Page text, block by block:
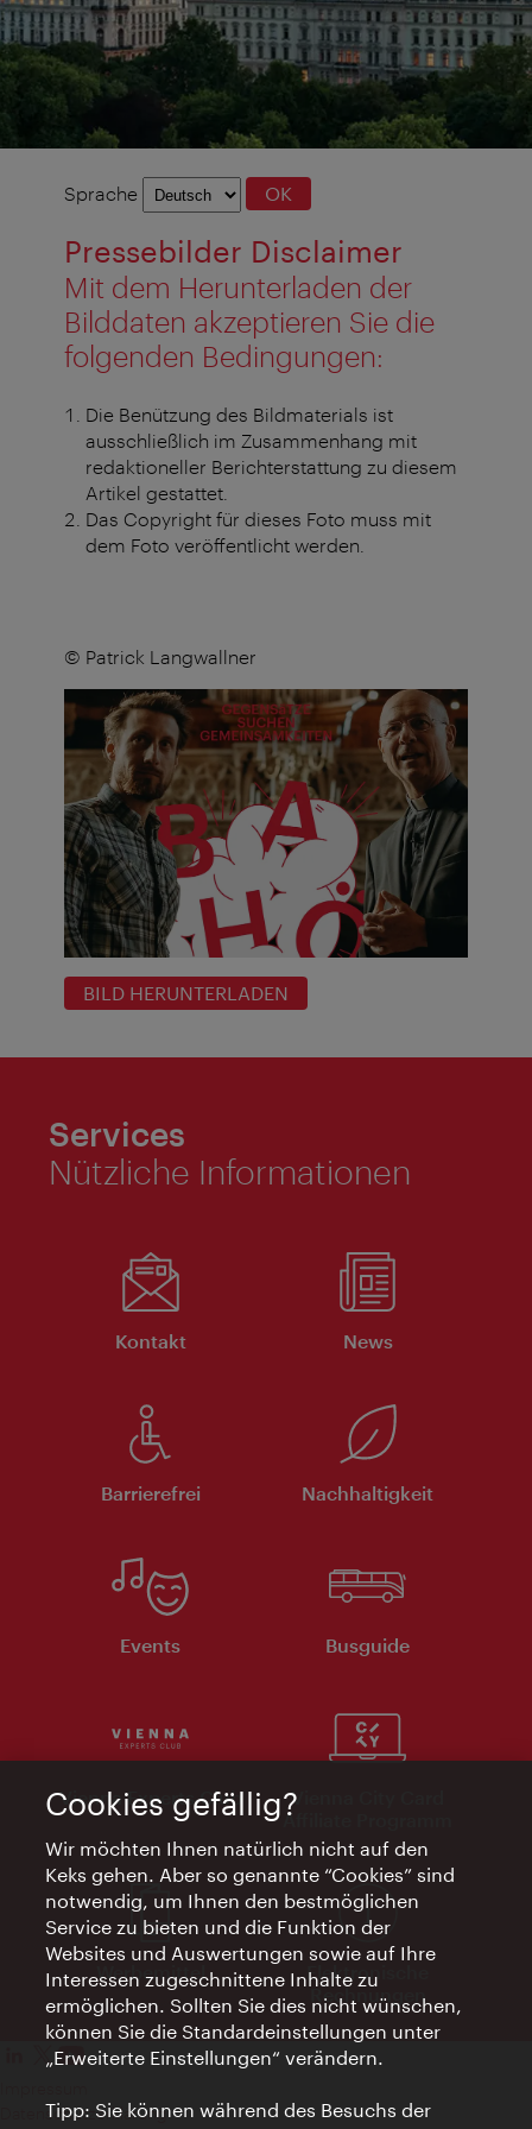
Sprachauswahl
Sprache OK
Pressebilder Disclaimer
Mit dem Herunterladen der
Bilddaten akzeptieren Sie die
folgenden Bedingungen:
Die Benützung des Bildmaterials ist
ausschließlich im Zusammenhang mit
redaktioneller Berichterstattung zu diesem
Artikel gestattet.
Das Copyright für dieses Foto muss mit
dem Foto veröffentlicht werden.
© Patrick Langwallner
BILD HERUNTERLADEN
Services
Nützliche Informationen
Kontakt News
Barrierefrei Nachhaltigkeit
Events Busguide
Vienna Experts Club
Vienna City Card
Affiliate Programm
Werbemittel
Elektronische
Rechnungen
Datenschutzerklärung
Cookies gefällig?
Wir möchten Ihnen natürlich nicht auf den
Keks gehen. Aber so genannte “Cookies” sind
notwendig, um Ihnen den bestmöglichen
Service zu bieten und die Funktion der
Websites und Auswertungen sowie auf Ihre
Interessen zugeschnittene Inhalte zu
ermöglichen. Sollten Sie dies nicht wünschen,
können Sie die Standardeinstellungen unter
„Erweiterte Einstellungen“ verändern.
Tipp: Sie können während des Besuchs der